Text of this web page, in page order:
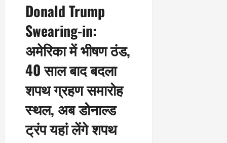
Donald Trump
Swearing-in:
अमेरिका में भीषण ठंड,
40 साल बाद बदला
शपथ ग्रहण समारोह
स्थल, अब डोनाल्ड
ट्रंप यहां लेंगे शपथ